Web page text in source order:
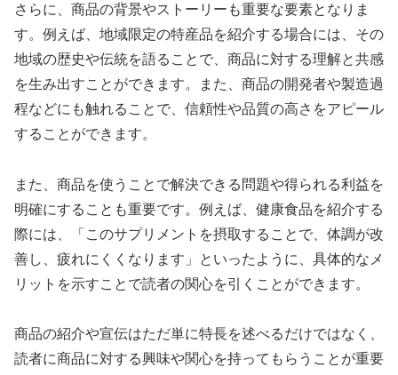
さらに、商品の背景やストーリーも重要な要素となりま
す。例えば、地域限定の特産品を紹介する場合には、その
地域の歴史や伝統を語ることで、商品に対する理解と共感
を生み出すことができます。また、商品の開発者や製造過
程などにも触れることで、信頼性や品質の高さをアピール
することができます。
また、商品を使うことで解決できる問題や得られる利益を
明確にすることも重要です。例えば、健康食品を紹介する
際には、「このサプリメントを摂取することで、体調が改
善し、疲れにくくなります」といったように、具体的なメ
リットを示すことで読者の関心を引くことができます。
商品の紹介や宣伝はただ単に特長を述べるだけではなく、
読者に商品に対する興味や関心を持ってもらうことが重要